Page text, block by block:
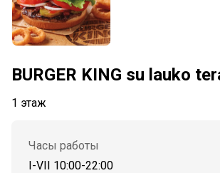
BURGER KING su lauko
1 этаж
Часы работы
I-VII 10:00-22:00